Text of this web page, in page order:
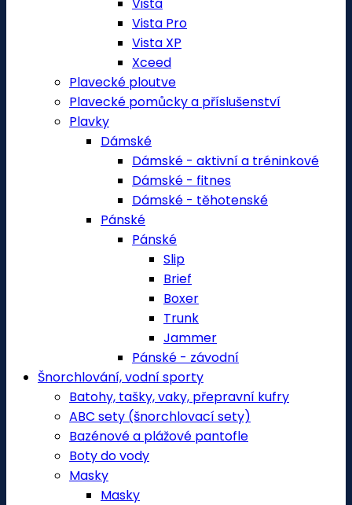
Vista Pro
Vista XP
Xceed
Plavecké ploutve
Plavecké pomůcky a příslušenství
Plavky
Dámské
Dámské - aktivní a tréninkové
Dámské - fitnes
Dámské - těhotenské
Pánské
Pánské
Slip
Brief
Boxer
Trunk
Jammer
Pánské - závodní
Šnorchlování, vodní sporty
Batohy, tašky, vaky, přepravní kufry
ABC sety (šnorchlovací sety)
Bazénové a plážové pantofle
Boty do vody
Masky
Masky